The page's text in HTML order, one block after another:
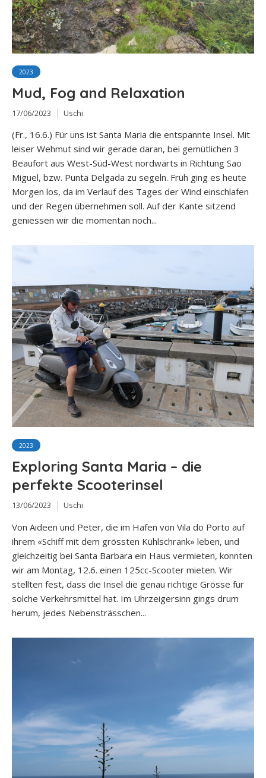
2023
Mud, Fog and Relaxation
17/06/2023 Uschi
(Fr., 16.6.) Für uns ist Santa Maria die entspannte Insel. Mit
leiser Wehmut sind wir gerade daran, bei gemütlichen 3
Beaufort aus West-Süd-West nordwärts in Richtung Sao
Miguel, bzw. Punta Delgada zu segeln. Früh ging es heute
Morgen los, da im Verlauf des Tages der Wind einschlafen
und der Regen übernehmen soll. Auf der Kante sitzend
geniessen wir die momentan noch...
2023
Exploring Santa Maria – die
perfekte Scooterinsel
13/06/2023 Uschi
Von Aideen und Peter, die im Hafen von Vila do Porto auf
ihrem «Schiff mit dem grössten Kühlschrank» leben, und
gleichzeitig bei Santa Barbara ein Haus vermieten, konnten
wir am Montag, 12.6. einen 125cc-Scooter mieten. Wir
stellten fest, dass die Insel die genau richtige Grösse für
solche Verkehrsmittel hat. Im Uhrzeigersinn gings drum
herum, jedes Nebensträsschen...